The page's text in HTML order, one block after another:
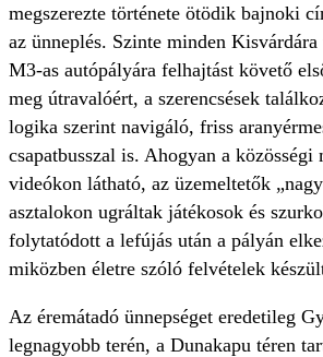
megszerezte története ötödik bajnoki
az ünneplés. Szinte minden
M3-as autópályára felhajtást követő
meg útravalóért, a szerencsések
logika szerint navigáló, friss
csapatbusszal is. Ahogyan a közösségi
videókon látható, az üzemeltetők
asztalokon ugráltak játékosok és
folytatódott a lefújás után a pályán
miközben életre szóló felvételek
Az éremátadó ünnepséget eredetileg
legnagyobb terén, a Dunakapu téren